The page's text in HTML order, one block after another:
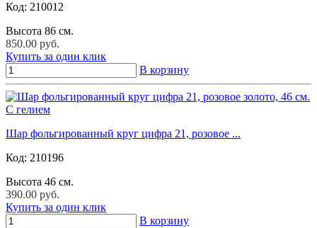
Код: 210012
Высота 86 см.
850.00 руб.
Купить за один клик
В корзину
Шар фольгированный круг цифра 21, розовое ...
Код: 210196
Высота 46 см.
390.00 руб.
Купить за один клик
В корзину